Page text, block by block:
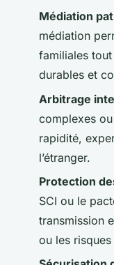
Médiation
médiation
familiales
durables et
Arbitrage
complexes
rapidité,
l’étranger.
Protection
SCI ou le
transmission
ou les